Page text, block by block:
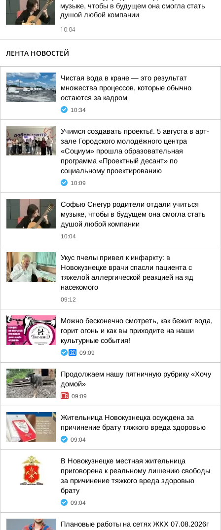
музыке, чтобы в будущем она смогла стать
душой любой компании
10:04
ЛЕНТА НОВОСТЕЙ
Чистая вода в кране — это результат
множества процессов, которые обычно
остаются за кадром
10:34
Учимся создавать проекты!. 5 августа в арт-
зале Городского молодёжного центра
«Социум» прошла образовательная
программа «Проектный десант» по
социальному проектированию
10:09
Софью Снегур родители отдали учиться
музыке, чтобы в будущем она смогла стать
душой любой компании
10:04
Укус пчелы привел к инфаркту: в
Новокузнецке врачи спасли пациента с
тяжелой аллергической реакцией на яд
насекомого
09:12
Можно бесконечно смотреть, как бежит вода,
горит огонь и как вы приходите на наши
культурные события!
09:09
Продолжаем нашу пятничную рубрику «Хочу
домой»
09:09
Жительница Новокузнецка осуждена за
причинение брату тяжкого вреда здоровью
09:04
В Новокузнецке местная жительница
приговорена к реальному лишению свободы
за причинение тяжкого вреда здоровью
брату
09:04
Плановые работы на сетях ЖКХ 07.08.2026г